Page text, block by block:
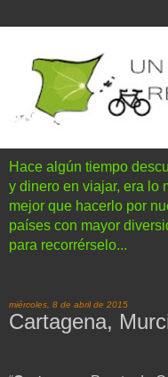
Hace algún tiempo
y dinero en viajar, era lo
mejor que hacerlo por
países con mayor
para recorrérselo...
miércoles, 8 de abril de 2015
Cartagena,